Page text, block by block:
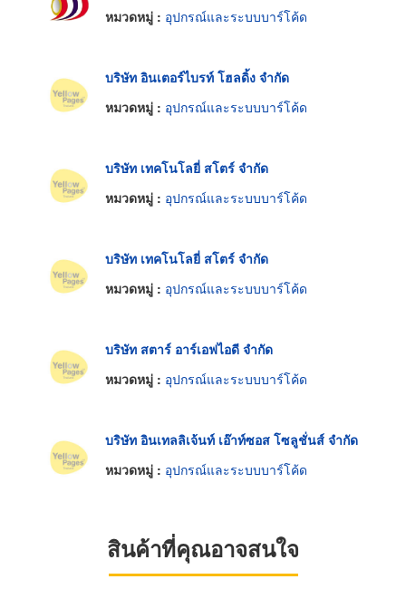
หมวดหมู่ : อุปกรณ์และระบบบาร์โค้ด
บริษัท อินเตอร์ไบรท์ โฮลดิ้ง จำกัด
หมวดหมู่ : อุปกรณ์และระบบบาร์โค้ด
บริษัท เทคโนโลยี่ สโตร์ จำกัด
หมวดหมู่ : อุปกรณ์และระบบบาร์โค้ด
บริษัท เทคโนโลยี่ สโตร์ จำกัด
หมวดหมู่ : อุปกรณ์และระบบบาร์โค้ด
บริษัท สตาร์ อาร์เอฟไอดี จำกัด
หมวดหมู่ : อุปกรณ์และระบบบาร์โค้ด
บริษัท อินเทลลิเจ้นท์ เอ๊าท์ซอส โซลูชั่นส์ จำกัด
หมวดหมู่ : อุปกรณ์และระบบบาร์โค้ด
สินค้าที่คุณอาจสนใจ